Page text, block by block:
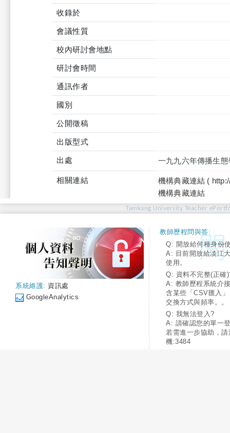
收錄於
會議性質
校內研討會地點
研討會時間
通訊作者
國別
公開徵稿
出版型式
出處 一九九六年傳播生
相關連結
機構典藏連結 (
機構典藏連結
Tamkang University Teacher
系統維護: 資訊處
GoogleAnalytics
教師歷程問與答:
Q: 開放給何種身份
A: 目前開放給淡江
使用。
Q: 資料不完整(正確
A: 教師歷程系統介
含某些「CSV匯入
交換方式與頻率。。
Q: 我無法登入?
A: 請確認您的單一
若需進一步協助，
機:3484